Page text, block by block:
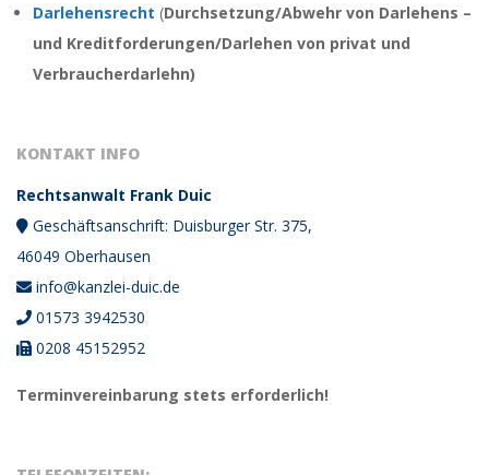
Darlehensrecht (Durchsetzung/Abwehr von Darlehens –
und Kreditforderungen/Darlehen von privat und
Verbraucherdarlehn)
KONTAKT INFO
Rechtsanwalt Frank Duic
Geschäftsanschrift: Duisburger Str. 375,
46049 Oberhausen
info@kanzlei-duic.de
01573 3942530
0208 45152952
Terminvereinbarung stets erforderlich!